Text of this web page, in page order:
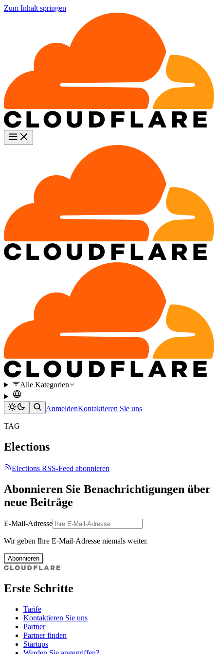
Zum Inhalt springen
Alle Kategorien
AnmeldenKontaktieren Sie uns
TAG
Elections
Elections RSS-Feed abonnieren
Abonnieren Sie Benachrichtigungen über
neue Beiträge
E-Mail-Adresse
Wir geben Ihre E-Mail-Adresse niemals weiter.
Abonnieren
Erste Schritte
Tarife
Kontaktieren Sie uns
Partner
Partner finden
Startups